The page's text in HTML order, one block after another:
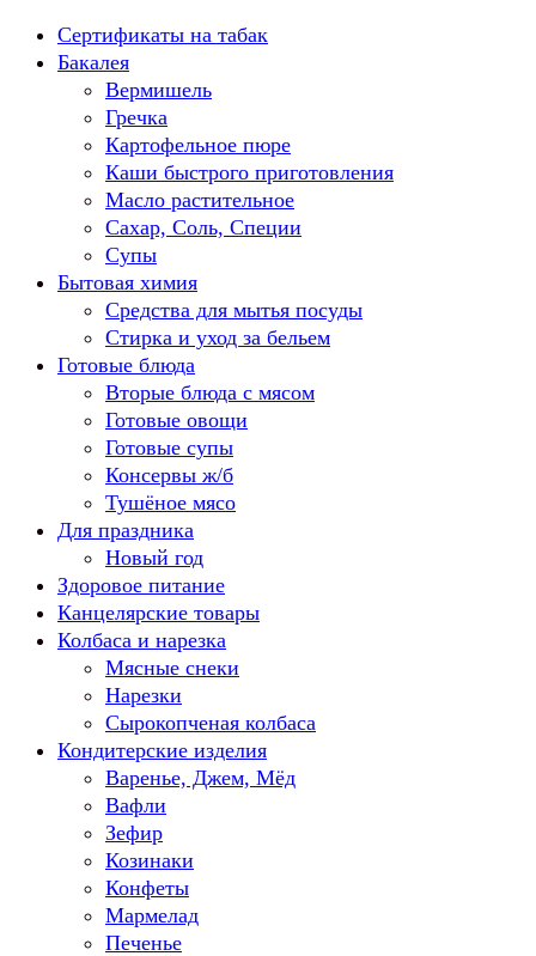
Перейти
содержанию
Сертификаты на табак
Бакалея
Вермишель
Гречка
Картофельное пюре
Каши быстрого приготовления
Масло растительное
Сахар, Соль, Специи
Супы
Бытовая химия
Средства для мытья посуды
Стирка и уход за бельем
Готовые блюда
Вторые блюда с мясом
Готовые овощи
Готовые супы
Консервы ж/б
Тушёное мясо
Для праздника
Новый год
Здоровое питание
Канцелярские товары
Колбаса и нарезка
Мясные снеки
Нарезки
Сырокопченая колбаса
Кондитерские изделия
Варенье, Джем, Мёд
Вафли
Зефир
Козинаки
Конфеты
Мармелад
Печенье